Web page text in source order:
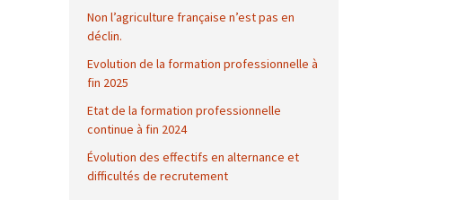
Non l’agriculture française n’est pas en
déclin.
Evolution de la formation professionnelle à
fin 2025
Etat de la formation professionnelle
continue à fin 2024
Évolution des effectifs en alternance et
difficultés de recrutement